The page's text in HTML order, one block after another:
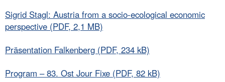
Sigrid Stagl: Austria from a socio-ecological economic
perspective (PDF, 2,1 MB)
Präsentation Falkenberg (PDF, 234 kB)
Program – 83. Ost Jour Fixe (PDF, 82 kB)